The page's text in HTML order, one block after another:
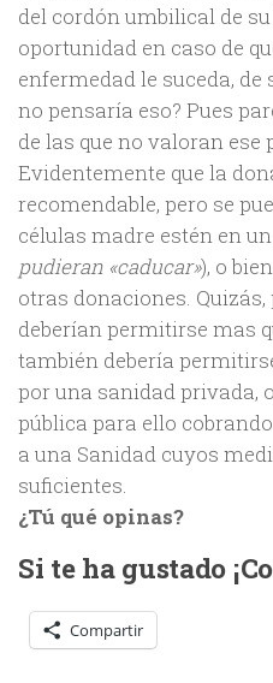
del cordón umbilical de
oportunidad en caso de
enfermedad le suceda, de
no pensaría eso? Pues
de las que no valoran ese
Evidentemente que la
recomendable, pero se
células madre estén en
pudieran «caducar»), o
otras donaciones.
deberían permitirse mas
también debería
por una sanidad privada,
pública para ello
a una Sanidad cuyos
suficientes.
¿Tú qué opinas?
Si te ha gustado
Compartir